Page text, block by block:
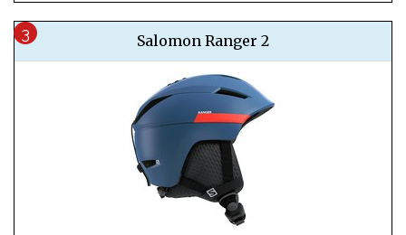
Salomon Ranger 2